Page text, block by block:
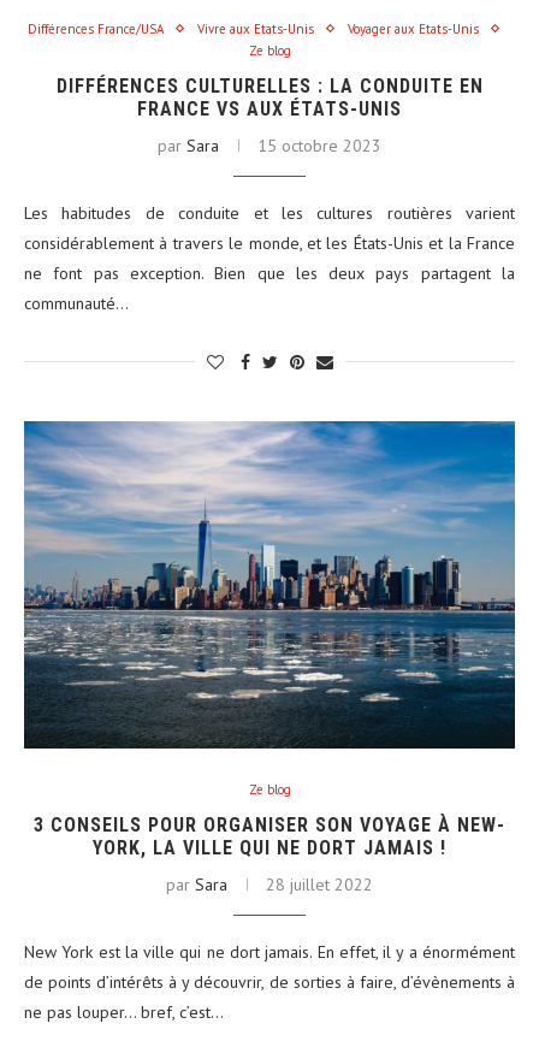
Différences France/USA Vivre aux Etats-Unis
Voyager aux Etats-Unis
Ze blog
DIFFÉRENCES CULTURELLES : LA CONDUITE EN
FRANCE VS AUX ÉTATS-UNIS
par Sara 15 octobre 2023
Les habitudes de conduite et les cultures routières varient
considérablement à travers le monde, et les États-Unis et la France
ne font pas exception. Bien que les deux pays partagent la
communauté…
Ze blog
3 CONSEILS POUR ORGANISER SON VOYAGE À NEW-
YORK, LA VILLE QUI NE DORT JAMAIS !
par Sara 28 juillet 2022
New York est la ville qui ne dort jamais. En effet, il y a énormément
de points d’intérêts à y découvrir, de sorties à faire, d’évènements à
ne pas louper… bref, c’est…